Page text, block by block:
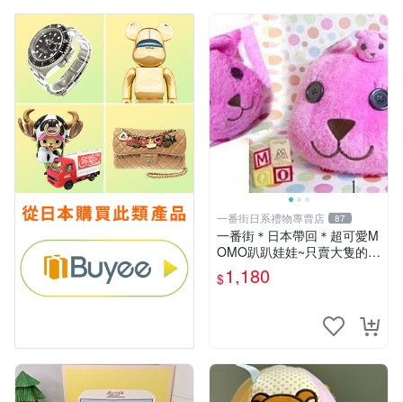
一番街日系禮物專賣店 87
一番街＊日本帶回＊超可愛M
OMO趴趴娃娃~只賣大隻的1
號~單隻價～生日禮物
$1,180